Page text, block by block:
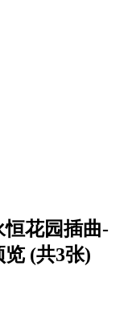
恒花园插曲-
(共3张)